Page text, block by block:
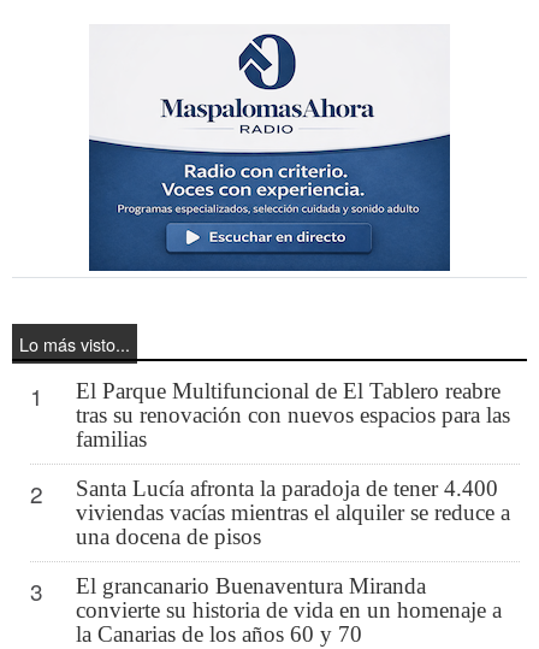
Lo más visto...
1
El Parque Multifuncional de El Tablero reabre
tras su renovación con nuevos espacios para las
familias
2
Santa Lucía afronta la paradoja de tener 4.400
viviendas vacías mientras el alquiler se reduce a
una docena de pisos
3
El grancanario Buenaventura Miranda
convierte su historia de vida en un homenaje a
la Canarias de los años 60 y 70